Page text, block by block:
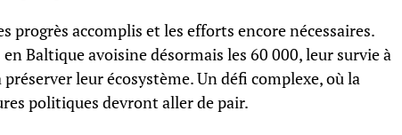
progrès accomplis et les efforts encore nécessaires.
Baltique avoisine désormais les 60 000, leur survie à
leur écosystème. Un défi complexe, où la
politiques devront aller de pair.